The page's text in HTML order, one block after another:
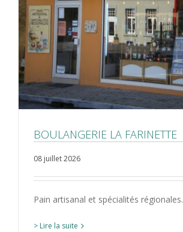
BOULANGERIE LA FARINETTE
08 juillet 2026
Pain artisanal et spécialités régionales.
> Lire la suite